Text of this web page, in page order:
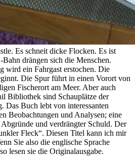
Es schneit dicke Flocken. Es ist
drängen sich die Menschen.
wird ein Fahrgast erstochen. Die
Die Spur führt in einen Vorort von
Fischerort am Meer. Aber auch
Bibliothek sind Schauplätze der
Das Buch lebt von interessanten
Beobachtungen und Analysen; eine
und verdrängter Schuld. Der
Fleck“. Diesen Titel kann ich mir
Sie also die englische Sprache
lesen sie die Originalausgabe.